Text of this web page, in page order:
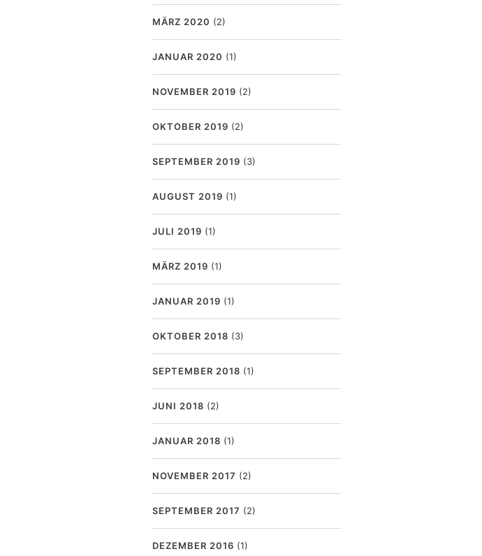
MÄRZ 2020 (2)
JANUAR 2020 (1)
NOVEMBER 2019 (2)
OKTOBER 2019 (2)
SEPTEMBER 2019 (3)
AUGUST 2019 (1)
JULI 2019 (1)
MÄRZ 2019 (1)
JANUAR 2019 (1)
OKTOBER 2018 (3)
SEPTEMBER 2018 (1)
JUNI 2018 (2)
JANUAR 2018 (1)
NOVEMBER 2017 (2)
SEPTEMBER 2017 (2)
DEZEMBER 2016 (1)